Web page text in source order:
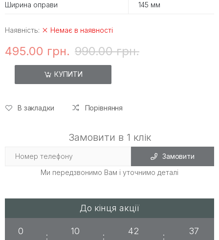
Ширина оправи 145 мм
Наявність: Немає в наявності
495.00 грн. 990.00 грн.
КУПИТИ
В закладки Порівняння
Замовити в 1 клік
Замовити
Ми передзвонимо Вам і уточнимо деталі
До кінця акції
0
:
10
:
42
:
37